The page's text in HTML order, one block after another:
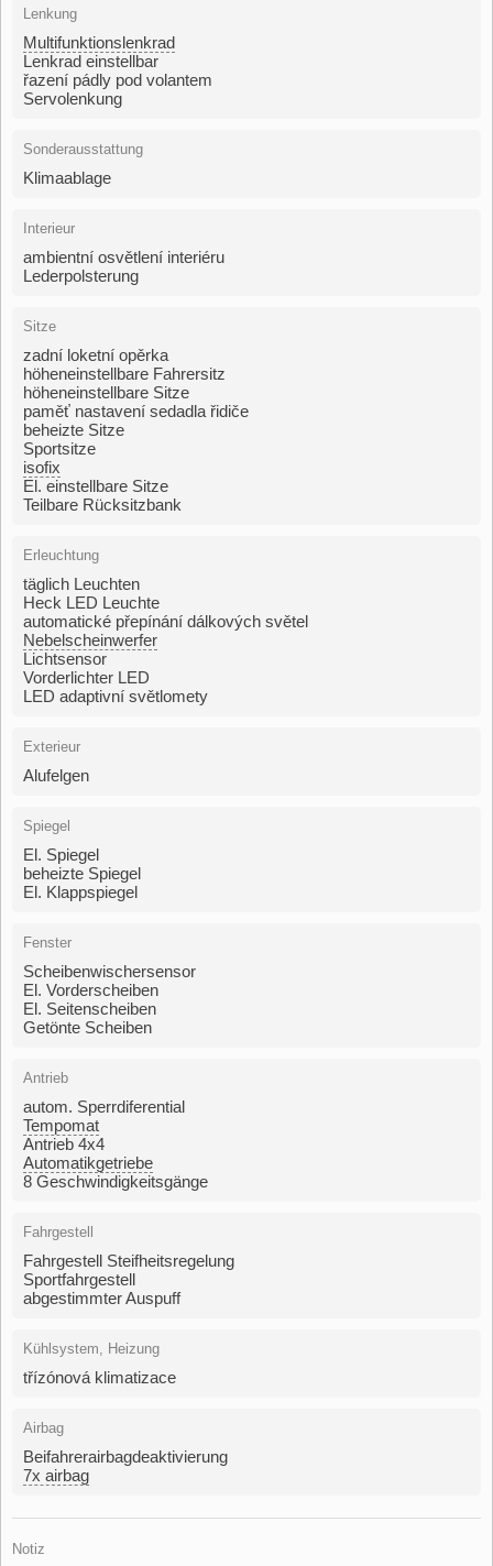
Lenkung
Multifunktionslenkrad
Lenkrad einstellbar
řazení pádly pod volantem
Servolenkung
Sonderausstattung
Klimaablage
Interieur
ambientní osvětlení interiéru
Lederpolsterung
Sitze
zadní loketní opěrka
höheneinstellbare Fahrersitz
höheneinstellbare Sitze
paměť nastavení sedadla řidiče
beheizte Sitze
Sportsitze
isofix
El. einstellbare Sitze
Teilbare Rücksitzbank
Erleuchtung
täglich Leuchten
Heck LED Leuchte
automatické přepínání dálkových světel
Nebelscheinwerfer
Lichtsensor
Vorderlichter LED
LED adaptivní světlomety
Exterieur
Alufelgen
Spiegel
El. Spiegel
beheizte Spiegel
El. Klappspiegel
Fenster
Scheibenwischersensor
El. Vorderscheiben
El. Seitenscheiben
Getönte Scheiben
Antrieb
autom. Sperrdiferential
Tempomat
Antrieb 4x4
Automatikgetriebe
8 Geschwindigkeitsgänge
Fahrgestell
Fahrgestell Steifheitsregelung
Sportfahrgestell
abgestimmter Auspuff
Kühlsystem, Heizung
třízónová klimatizace
Airbag
Beifahrerairbagdeaktivierung
7x airbag
Notiz